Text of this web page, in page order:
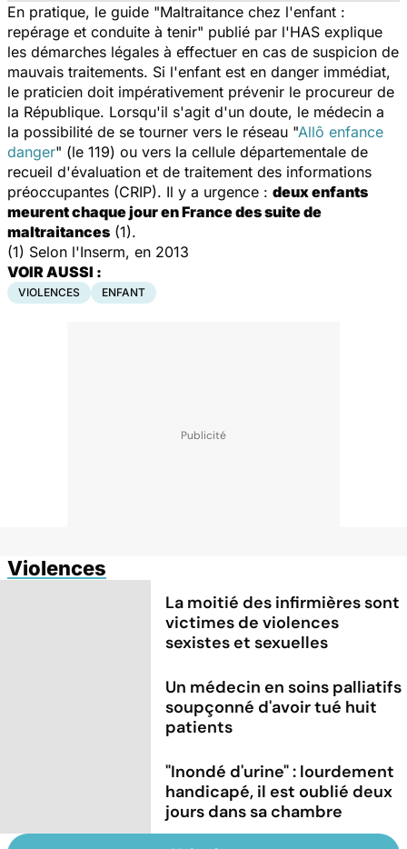
En pratique, le guide "Maltraitance chez l'enfant :
repérage et conduite à tenir" publié par l'HAS explique
les démarches légales à effectuer en cas de suspicion de
mauvais traitements. Si l'enfant est en danger immédiat,
le praticien doit impérativement prévenir le procureur de
la République. Lorsqu'il s'agit d'un doute, le médecin a
la possibilité de se tourner vers le réseau "Allô enfance
danger" (le 119) ou vers la cellule départementale de
recueil d'évaluation et de traitement des informations
préoccupantes (CRIP). Il y a urgence : deux enfants
meurent chaque jour en France des suite de
maltraitances (1).
(1) Selon l'Inserm, en 2013
VOIR AUSSI :
VIOLENCES ENFANT
Violences
La moitié des infirmières sont
victimes de violences
sexistes et sexuelles
Un médecin en soins palliatifs
soupçonné d'avoir tué huit
patients
"Inondé d'urine" : lourdement
handicapé, il est oublié deux
jours dans sa chambre